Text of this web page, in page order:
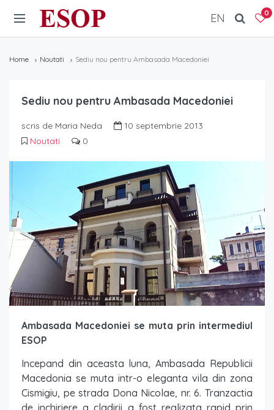
ESOP 0
EN
Home Noutati Sediu nou pentru Ambasada Macedoniei
Sediu nou pentru Ambasada Macedoniei
scris de Maria Neda
10 septembrie 2013
Noutati
0
Ambasada Macedoniei se muta prin intermediul
ESOP
Incepand din aceasta luna, Ambasada Republicii
Macedonia se muta intr-o eleganta vila din zona
Cismigiu, pe strada Dona Nicolae, nr. 6. Tranzactia
de inchiriere a cladirii a fost realizata rapid prin